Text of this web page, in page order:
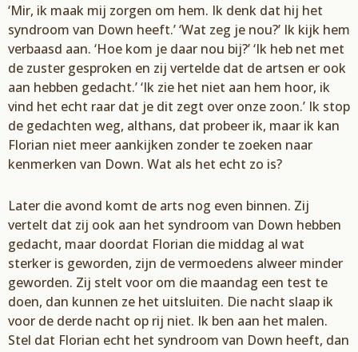
‘Mir, ik maak mij zorgen om hem. Ik denk dat hij het
syndroom van Down heeft.’ ‘Wat zeg je nou?’ Ik kijk hem
verbaasd aan. ‘Hoe kom je daar nou bij?’ ‘Ik heb net met
de zuster gesproken en zij vertelde dat de artsen er ook
aan hebben gedacht.’ ‘Ik zie het niet aan hem hoor, ik
vind het echt raar dat je dit zegt over onze zoon.’ Ik stop
de gedachten weg, althans, dat probeer ik, maar ik kan
Florian niet meer aankijken zonder te zoeken naar
kenmerken van Down. Wat als het echt zo is?
Later die avond komt de arts nog even binnen. Zij
vertelt dat zij ook aan het syndroom van Down hebben
gedacht, maar doordat Florian die middag al wat
sterker is geworden, zijn de vermoedens alweer minder
geworden. Zij stelt voor om die maandag een test te
doen, dan kunnen ze het uitsluiten. Die nacht slaap ik
voor de derde nacht op rij niet. Ik ben aan het malen.
Stel dat Florian echt het syndroom van Down heeft, dan